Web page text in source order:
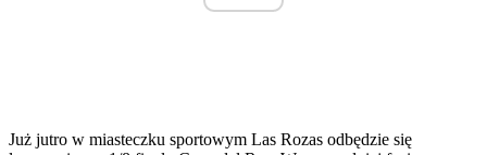
Już jutro w miasteczku sportowym Las Rozas odbędzie się